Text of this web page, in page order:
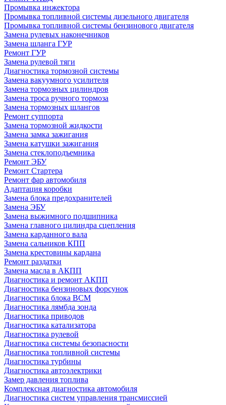
Промывка инжектора
Промывка топливной системы дизельного двигателя
Промывка топливной системы бензинового двигателя
Замена рулевых наконечников
Замена шланга ГУР
Ремонт ГУР
Замена рулевой тяги
Диагностика тормозной системы
Замена вакуумного усилителя
Замена тормозных цилиндров
Замена троса ручного тормоза
Замена тормозных шлангов
Ремонт суппорта
Замена тормозной жидкости
Замена замка зажигания
Замена катушки зажигания
Замена стеклоподъемника
Ремонт ЭБУ
Ремонт Стартера
Ремонт фар автомобиля
Адаптация коробки
Замена блока предохранителей
Замена ЭБУ
Замена выжимного подшипника
Замена главного цилиндра сцепления
Замена карданного вала
Замена сальников КПП
Замена крестовины кардана
Ремонт раздатки
Замена масла в АКПП
Диагностика и ремонт АКПП
Диагностика бензиновых форсунок
Диагностика блока BCM
Диагностика лямбда зонда
Диагностика приводов
Диагностика катализатора
Диагностика рулевой
Диагностика системы безопасности
Диагностика топливной системы
Диагностика турбины
Диагностика автоэлектрики
Замер давления топлива
Комплексная диагностика автомобиля
Диагностика систем управления трансмиссией